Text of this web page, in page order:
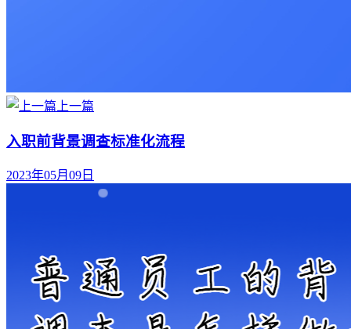
上一篇
入职前背景调查标准化流程
2023年05月09日